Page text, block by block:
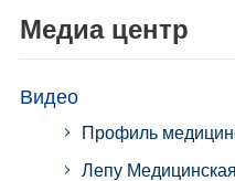
Медиа центр
Видео
Профиль
Лепу